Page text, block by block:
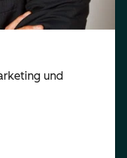
und